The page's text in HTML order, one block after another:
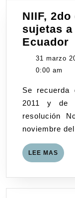
NIIF,
sujetas
Ecuador
a
31 marzo
0:00 am
Se recuerda que a partir del 1 de enero del
2011 y de
resolución
noviembre
LEE MAS LEE
MAS